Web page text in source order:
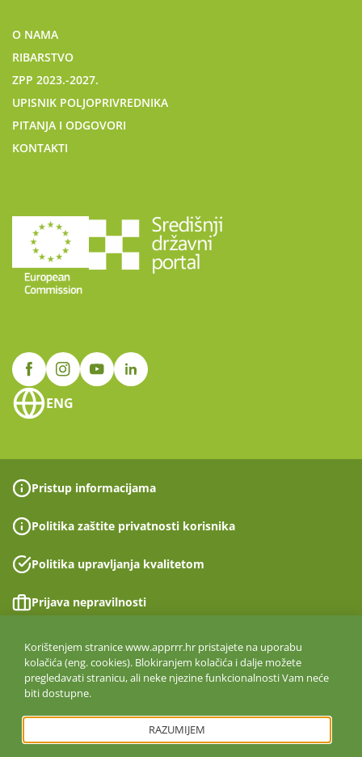
O NAMA
RIBARSTVO
ZPP 2023.-2027.
UPISNIK POLJOPRIVREDNIKA
PITANJA I ODGOVORI
KONTAKTI
ENG
Pristup informacijama
Politika zaštite privatnosti korisnika
Politika upravljanja kvalitetom
Prijava nepravilnosti
Izjava o pristupačnosti
Politika informacijske sigurnosti
ISO 27001:2022
Korištenjem stranice www.apprrr.hr pristajete na uporabu
kolačića (eng. cookies). Blokiranjem kolačića i dalje možete
pregledavati stranicu, ali neke njezine funkcionalnosti Vam neće
biti dostupne.
RAZUMIJEM